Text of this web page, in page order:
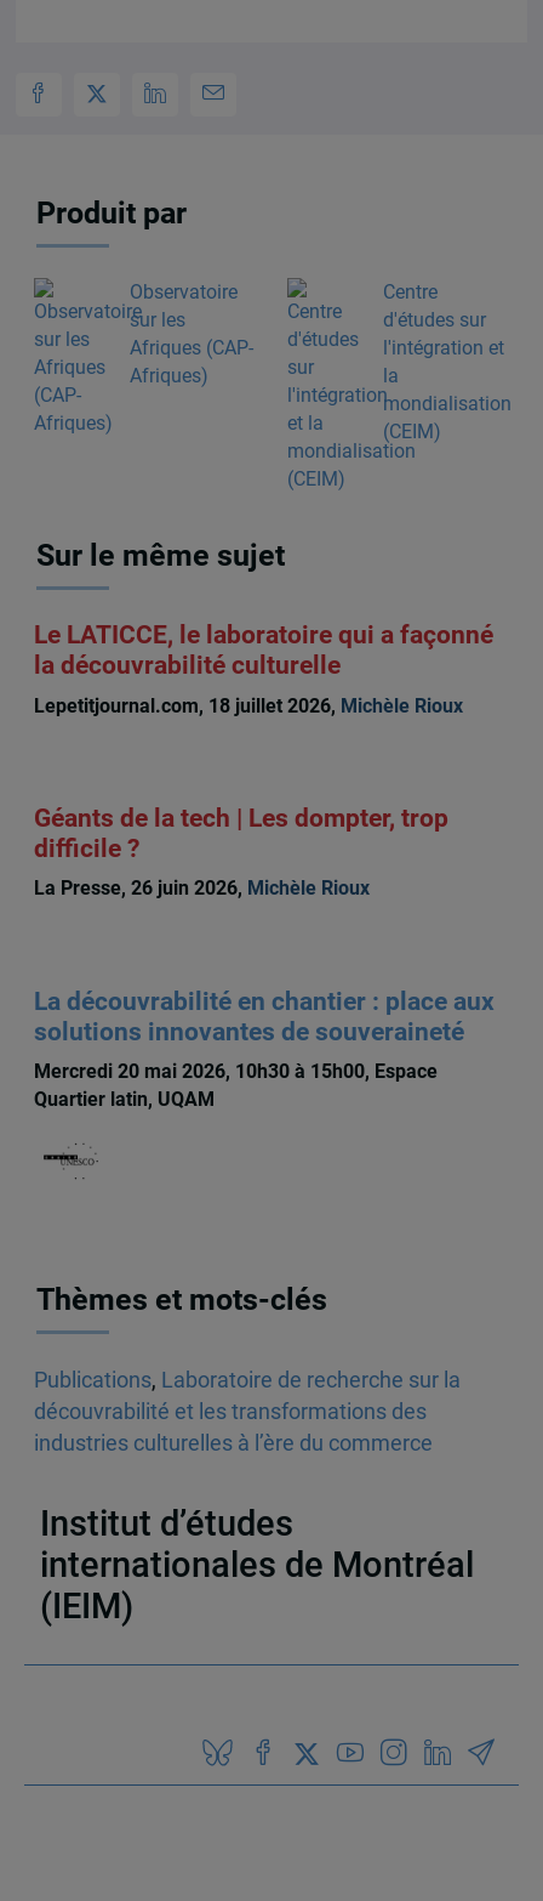
Produit par
Observatoire
sur les
Afriques (CAP-
Afriques)
Centre
d'études sur
l'intégration et
la
mondialisation
(CEIM)
Sur le même sujet
Le LATICCE, le laboratoire qui a façonné
la découvrabilité culturelle
Lepetitjournal.com, 18 juillet 2026, Michèle Rioux
Géants de la tech | Les dompter, trop
difficile ?
La Presse, 26 juin 2026, Michèle Rioux
La découvrabilité en chantier : place aux
solutions innovantes de souveraineté
Mercredi 20 mai 2026, 10h30 à 15h00, Espace
Quartier latin, UQAM
Thèmes et mots-clés
Publications, Laboratoire de recherche sur la
découvrabilité et les transformations des
industries culturelles à l’ère du commerce
médias en ligne,Découvrabilité
Institut d’études
internationales de Montréal
(IEIM)